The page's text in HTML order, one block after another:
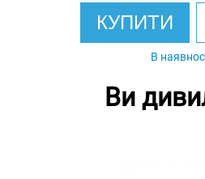
КУПИТИ
В
Ви